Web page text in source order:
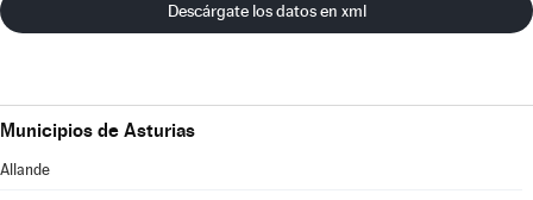
Descárgate los datos en xml
Municipios de Asturias
Allande